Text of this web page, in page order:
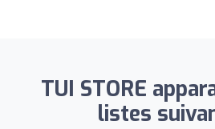
TUI STORE
listes